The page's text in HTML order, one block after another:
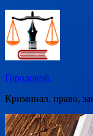
Перейти
содержимому
Городовой.
Криминал, право,